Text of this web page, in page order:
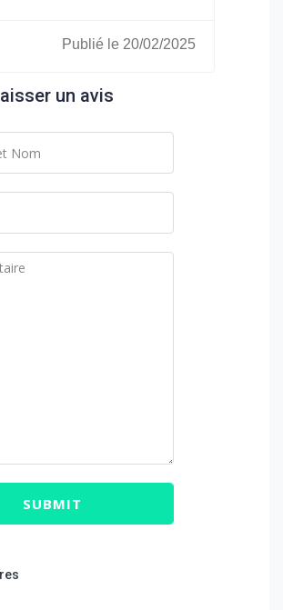
Publié le 20/02/2025
un avis
SUBMIT